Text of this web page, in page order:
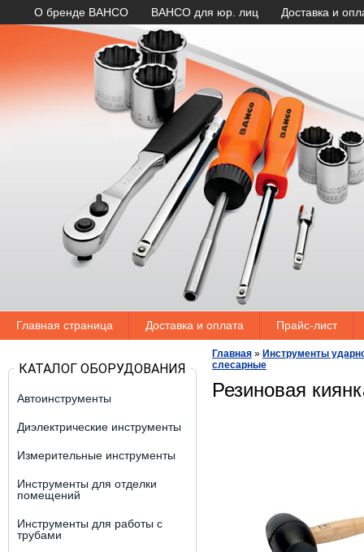
О бренде BAHCO BAHCO для юр. лиц Доставка и
Главная страница Доставка и оплата Прайс-лист
КАТАЛОГ ОБОРУДОВАНИЯ
Автоинструменты
Диэлектрические инструменты
Измерительные инструменты
Инструменты для отделки
помещений
Инструменты для работы с
трубами
Главная » Инструменты
слесарные
Резиновая